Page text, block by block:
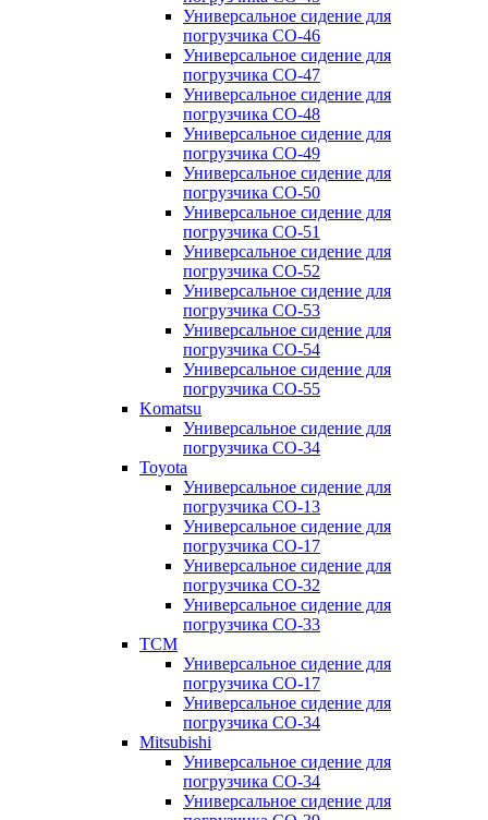
Универсальное сидение для
погрузчика CO-46
Универсальное сидение для
погрузчика CO-47
Универсальное сидение для
погрузчика CO-48
Универсальное сидение для
погрузчика CO-49
Универсальное сидение для
погрузчика CO-50
Универсальное сидение для
погрузчика CO-51
Универсальное сидение для
погрузчика CO-52
Универсальное сидение для
погрузчика CO-53
Универсальное сидение для
погрузчика CO-54
Универсальное сидение для
погрузчика CO-55
Komatsu
Универсальное сидение для
погрузчика CO-34
Toyota
Универсальное сидение для
погрузчика CO-13
Универсальное сидение для
погрузчика CO-17
Универсальное сидение для
погрузчика CO-32
Универсальное сидение для
погрузчика CO-33
TCM
Универсальное сидение для
погрузчика CO-17
Универсальное сидение для
погрузчика CO-34
Mitsubishi
Универсальное сидение для
погрузчика CO-34
Универсальное сидение для